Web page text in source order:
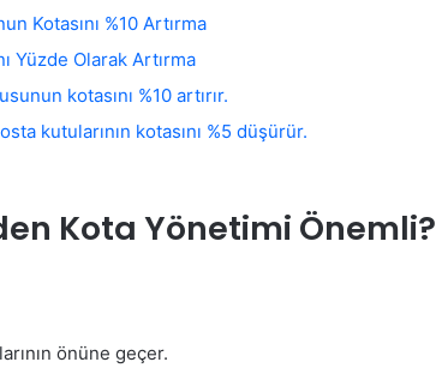
Kotasını %10 Artırma
Yüzde Olarak Artırma
kotasını %10 artırır.
kutularının kotasını %5 düşürür.
Kota Yönetimi Önemli?
önüne geçer.